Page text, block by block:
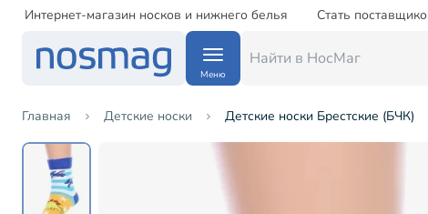
Интернет-магазин носков и нижнего белья Стать
Меню
Главная Детские носки Детские носки Брестские (БЧК)